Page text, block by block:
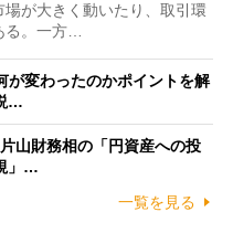
が大きく動いたり、取引環
る。一方…
が変わったのかポイントを解
…
山財務相の「円資産への投
」…
一覧を見る